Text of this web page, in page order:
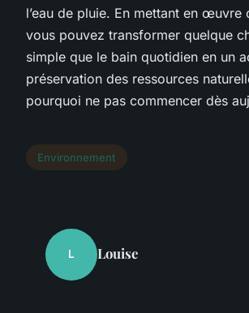
l’eau de pluie. En mettant en œuvre
vous pouvez transformer quelque
simple que le bain quotidien en un
préservation des ressources
pourquoi ne pas commencer dès
Environnement
L Louise